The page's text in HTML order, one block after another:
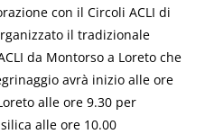
con il Circoli ACLI di
il tradizionale
da Montorso a Loreto che
avrà inizio alle ore
alle ore 9.30 per
alle ore 10.00